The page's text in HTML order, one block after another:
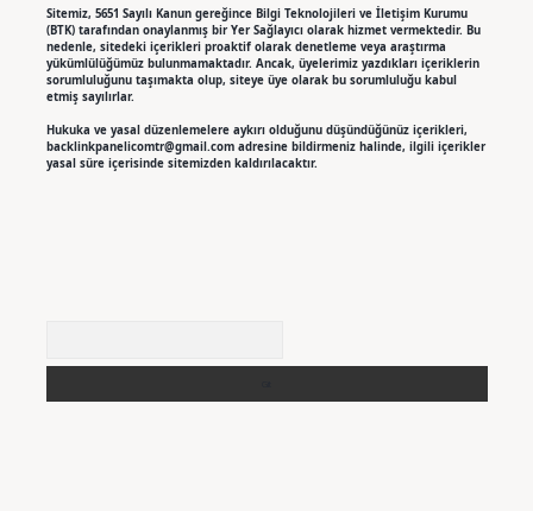
Sitemiz, 5651 Sayılı Kanun gereğince Bilgi Teknolojileri ve İletişim Kurumu
(BTK) tarafından onaylanmış bir Yer Sağlayıcı olarak hizmet vermektedir. Bu
nedenle, sitedeki içerikleri proaktif olarak denetleme veya araştırma
yükümlülüğümüz bulunmamaktadır. Ancak, üyelerimiz yazdıkları içeriklerin
sorumluluğunu taşımakta olup, siteye üye olarak bu sorumluluğu kabul
etmiş sayılırlar.
Hukuka ve yasal düzenlemelere aykırı olduğunu düşündüğünüz içerikleri,
backlinkpanelicomtr@gmail.comadresine bildirmeniz halinde, ilgili içerikler
yasal süre içerisinde sitemizden kaldırılacaktır.